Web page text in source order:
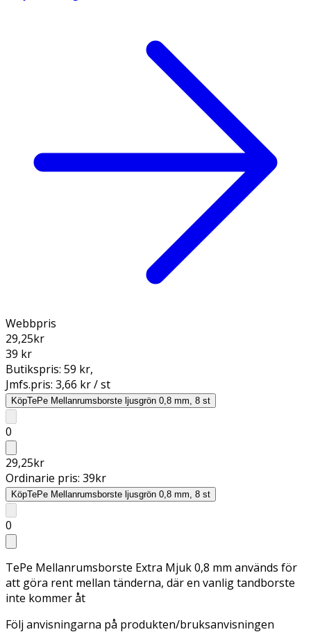
Webbpris
29,25kr
39 kr
Butikspris: 59 kr,
Jmfs.pris: 3,66 kr / st
KöpTePe Mellanrumsborste ljusgrön 0,8 mm, 8 st
0
29,25kr
Ordinarie pris: 39kr
KöpTePe Mellanrumsborste ljusgrön 0,8 mm, 8 st
0
TePe Mellanrumsborste Extra Mjuk 0,8 mm används för
att göra rent mellan tänderna, där en vanlig tandborste
inte kommer åt
Följ anvisningarna på produkten/bruksanvisningen